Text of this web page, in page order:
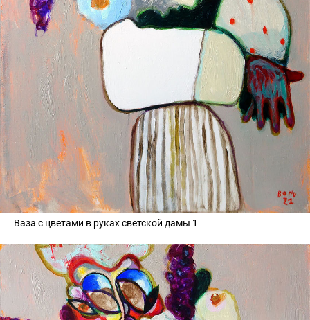
Ваза с цветами в руках светской дамы 1